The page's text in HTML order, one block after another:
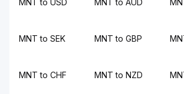
MNT to USD MNT to AUD
MNT to SEK MNT to GBP
MNT to CHF MNT to NZD